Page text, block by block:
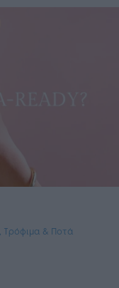
Τρόφιμα & Ποτά